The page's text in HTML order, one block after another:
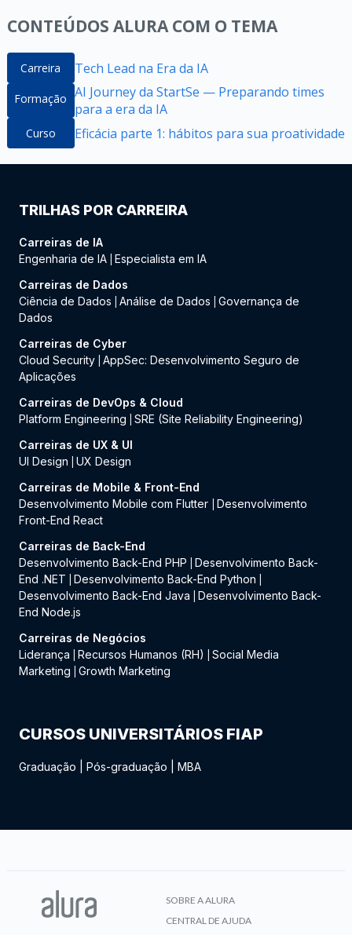
CONTEÚDOS ALURA COM O TEMA
Carreira Tech Lead na Era da IA
Formação AI Journey da StartSe — Preparando times
para a era da IA
Curso Eficácia parte 1: hábitos para sua proatividade
TRILHAS POR CARREIRA
Carreiras de IA
Engenharia de IA Especialista em IA
Carreiras de Dados
Ciência de Dados
Análise de Dados
Governança de
Dados
Carreiras de Cyber
Cloud Security AppSec: Desenvolvimento Seguro de
Aplicações
Carreiras de DevOps & Cloud
Platform Engineering
SRE (Site Reliability Engineering)
Carreiras de UX & UI
UI Design
UX Design
Carreiras de Mobile & Front-End
Desenvolvimento Mobile com Flutter
Desenvolvimento
Front-End React
Carreiras de Back-End
Desenvolvimento Back-End PHP
Desenvolvimento Back-
End .NET
Desenvolvimento Back-End Python
Desenvolvimento Back-End Java
Desenvolvimento Back-
End Node.js
Carreiras de Negócios
Liderança
Recursos Humanos (RH)
Social Media
Marketing
Growth Marketing
CURSOS UNIVERSITÁRIOS FIAP
Graduação Pós-graduação MBA
SOBRE A ALURA
CENTRAL DE AJUDA